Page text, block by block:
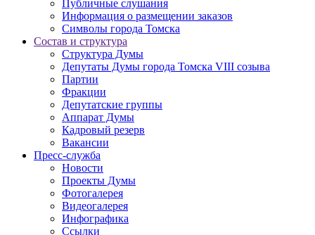
Публичные слушания
Информация о размещении заказов
Символы города Томска
Состав и структура
Структура Думы
Депутаты Думы города Томска VIII созыва
Партии
Фракции
Депутатские группы
Аппарат Думы
Кадровый резерв
Вакансии
Пресс-служба
Новости
Проекты Думы
Фотогалерея
Видеогалерея
Инфографика
Ссылки